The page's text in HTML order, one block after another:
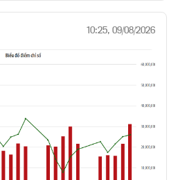
10:25, 09/08/2026